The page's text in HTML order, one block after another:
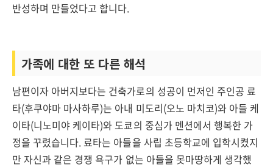
반성하며 만들었다고 합니다.
가족에 대한 또 다른 해석
남편이자 아버지보다는 건축가로의 성공이 먼저인 주인공 료
타(후쿠야마 마사하루)는 아내 미도리(오노 마치코)와 아들 케
이타(니노미야 케이타)와 도쿄의 중심가 멘션에서 행복한 가
정을 꾸렸습니다. 료타는 아들을 사립 초등학교에 입학시켰지
만 자신과 같은 경쟁 욕구가 없는 아들을 못마땅하게 생각했